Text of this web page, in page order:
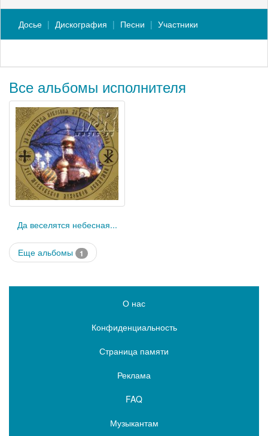
Досье Дискография Песни Участники
Все альбомы исполнителя
Да веселятся небесная...
Еще альбомы 1
О нас
Конфиденциальность
Страница памяти
Реклама
FAQ
Музыкантам